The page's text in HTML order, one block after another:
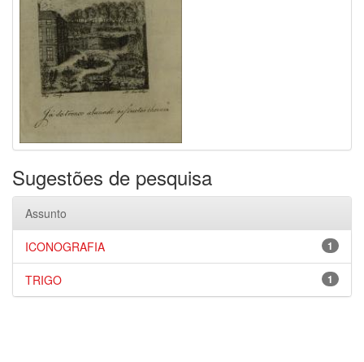
Sugestões de pesquisa
Assunto
1
ICONOGRAFIA
1
TRIGO